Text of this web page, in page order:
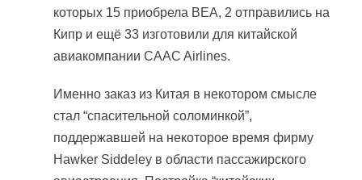
которых 15 приобрела BEA, 2 отправились на
Кипр и ещё 33 изготовили для китайской
авиакомпании CAAC Airlines.
Именно заказ из Китая в некотором смысле
стал “спасительной соломинкой”,
поддержавшей на некоторое время фирму
Hawker Siddeley в области пассажирского